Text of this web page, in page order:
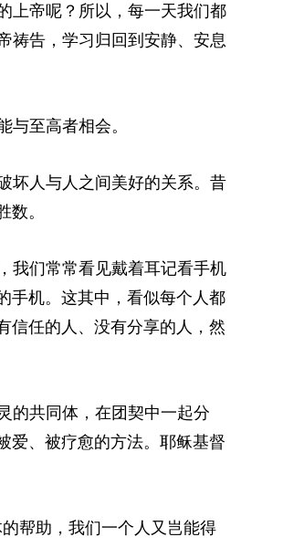
上帝呢？所以，每一天我们都
祷告，学习归回到安静、安息
至高者相会。
坏人与人之间美好的关系。昔
。
我们常常看见戴着耳记看手机
手机。这其中，看似每个人都
信任的人、没有分享的人，然
的共同体，在团契中一起分
爱、被疗愈的方法。耶稣基督
帮助，我们一个人又岂能得